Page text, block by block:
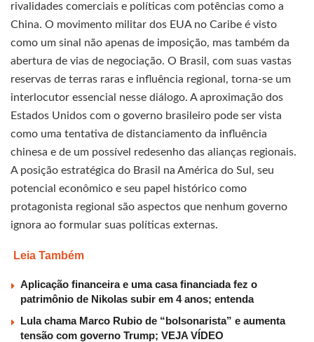
rivalidades comerciais e políticas com potências como a
China. O movimento militar dos EUA no Caribe é visto
como um sinal não apenas de imposição, mas também da
abertura de vias de negociação. O Brasil, com suas vastas
reservas de terras raras e influência regional, torna-se um
interlocutor essencial nesse diálogo. A aproximação dos
Estados Unidos com o governo brasileiro pode ser vista
como uma tentativa de distanciamento da influência
chinesa e de um possível redesenho das alianças regionais.
A posição estratégica do Brasil na América do Sul, seu
potencial econômico e seu papel histórico como
protagonista regional são aspectos que nenhum governo
ignora ao formular suas políticas externas.
Leia Também
Aplicação financeira e uma casa financiada fez o
patrimônio de Nikolas subir em 4 anos; entenda
Lula chama Marco Rubio de “bolsonarista” e aumenta
tensão com governo Trump; VEJA VÍDEO